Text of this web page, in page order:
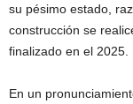
su pésimo estado,
construcción se
finalizado en el 2025.
En un